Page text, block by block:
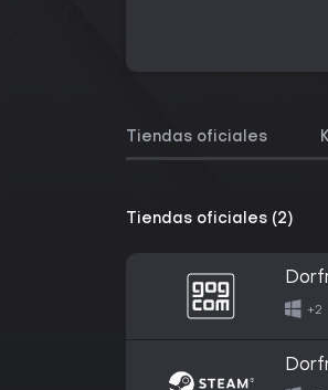
Tiendas oficiales
Tiendas oficiales (2)
+2